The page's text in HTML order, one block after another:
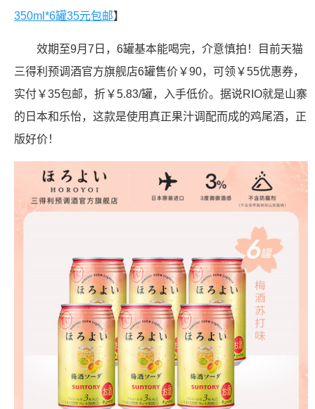
350ml*6罐35元包邮】
效期至9月7日，6罐基本能喝完，介意慎拍！目前天猫
三得利预调酒官方旗舰店6罐售价￥90，可领￥55优惠券，
实付￥35包邮，折￥5.83/罐，入手低价。据说RIO就是山寨
的日本和乐怡，这款是使用真正果汁调配而成的鸡尾酒，正
版好价！